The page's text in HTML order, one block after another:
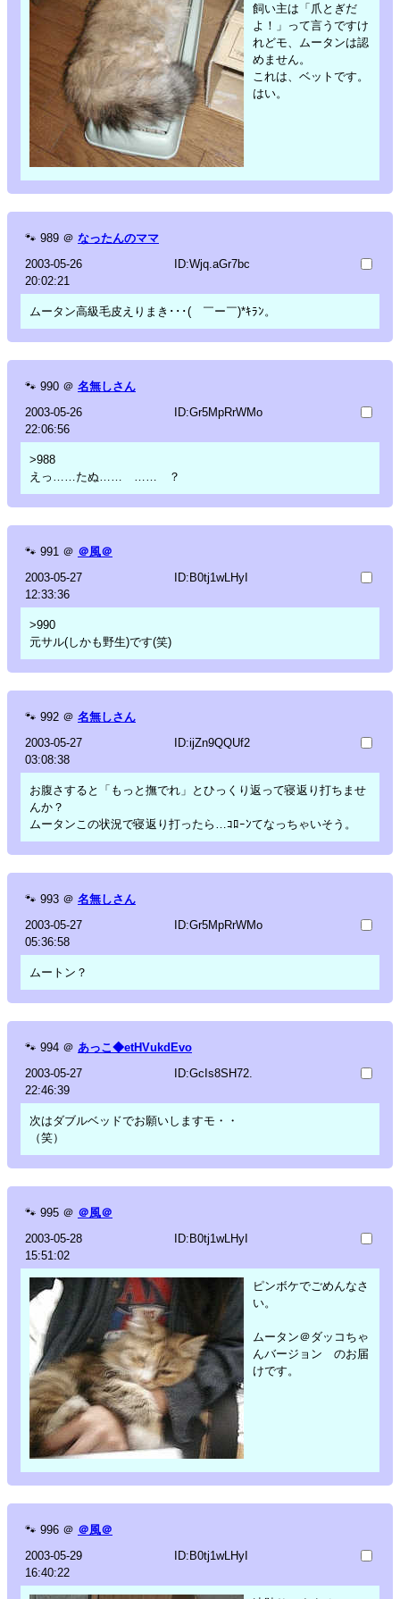
飼い主は「爪とぎだ
よ！」って言うですけ
れどモ、ムータンは認
めません。
これは、ベットです。
はい。
🐾 989 ＠ なったんのママ
2003-05-26
20:02:21
ID:Wjq.aGr7bc
ムータン高級毛皮えりまき･･･( ￣ー￣)*ｷﾗﾝ。
🐾 990 ＠ 名無しさん
2003-05-26
22:06:56
ID:Gr5MpRrWMo
>988
えっ……たぬ…… …… ？
🐾 991 ＠ ＠風＠
2003-05-27
12:33:36
ID:B0tj1wLHyI
>990
元サル(しかも野生)です(笑)
🐾 992 ＠ 名無しさん
2003-05-27
03:08:38
ID:ijZn9QQUf2
お腹さすると「もっと撫でれ」とひっくり返って寝返り打ちませ
んか？
ムータンこの状況で寝返り打ったら…ｺﾛｰﾝてなっちゃいそう。
🐾 993 ＠ 名無しさん
2003-05-27
05:36:58
ID:Gr5MpRrWMo
ムートン？
🐾 994 ＠ あっこ◆etHVukdEvo
2003-05-27
22:46:39
ID:GcIs8SH72.
次はダブルベッドでお願いしますモ・・
（笑）
🐾 995 ＠ ＠風＠
2003-05-28
15:51:02
ID:B0tj1wLHyI
ピンボケでごめんなさ
い。
ムータン＠ダッコちゃ
んバージョン のお届
けです。
🐾 996 ＠ ＠風＠
2003-05-29
16:40:22
ID:B0tj1wLHyI